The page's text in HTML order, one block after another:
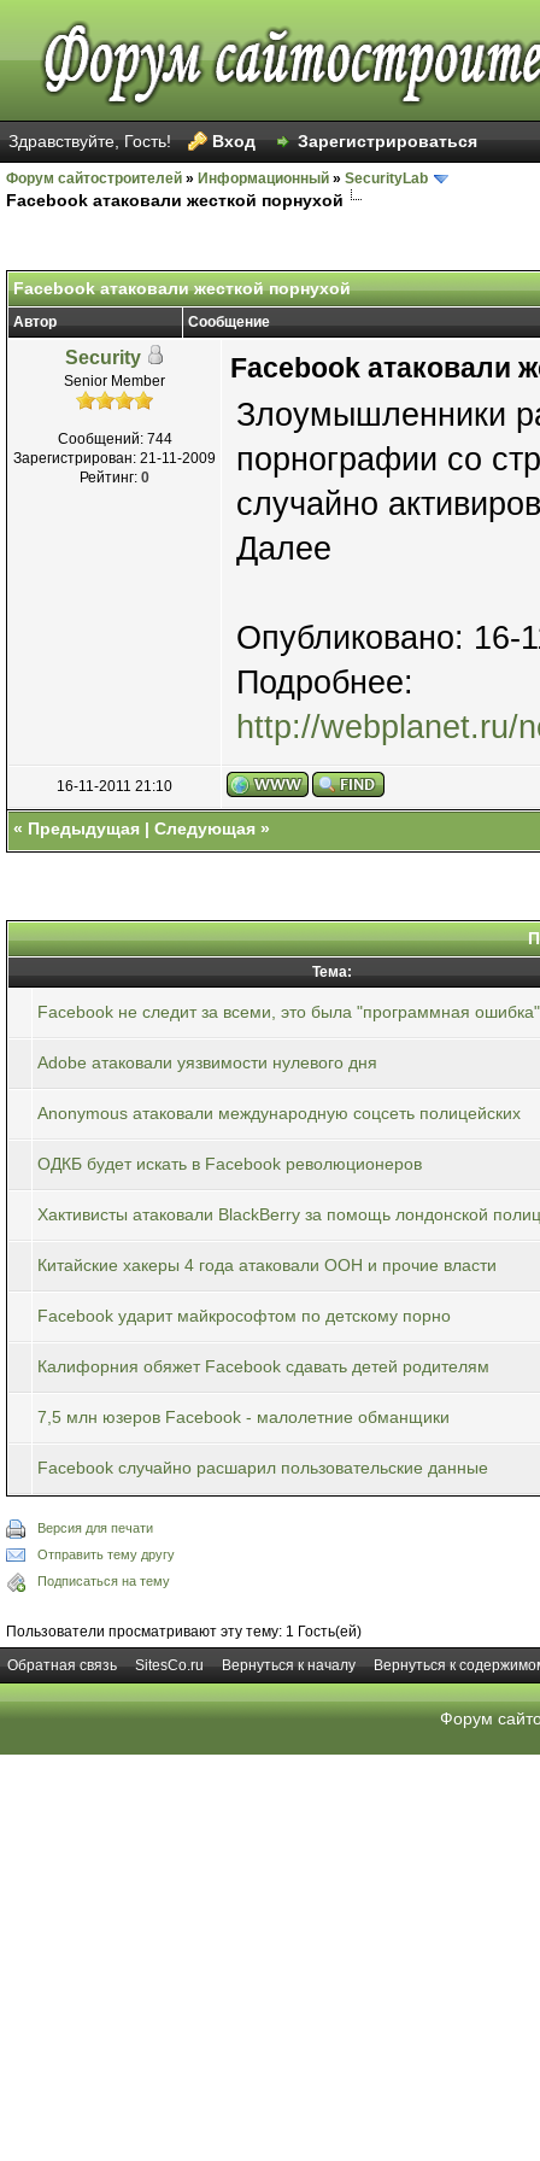
Здравствуйте, Гость! Вход Зарегистрироваться
Форум сайтостроителей » Информационный » SecurityLab
Facebook атаковали жесткой порнухой
Facebook атаковали жесткой порнухой
Автор Сообщение
Security
Senior Member
Сообщений: 744
Зарегистрирован: 21-11-2009
Рейтинг: 0
Facebook атаковали
Злоумышленники
порнографии со
случайно
Далее
Опубликовано: 16-
Подробнее:
http://webplanet.ru/
16-11-2011 21:10
« Предыдущая | Следующая »
Тема:
Facebook не следит за всеми, это была "программная ошибка"
Adobe атаковали уязвимости нулевого дня
Anonymous атаковали международную соцсеть полицейских
ОДКБ будет искать в Facebook революционеров
Хактивисты атаковали BlackBerry за помощь лондонской
Китайские хакеры 4 года атаковали ООН и прочие власти
Facebook ударит майкрософтом по детскому порно
Калифорния обяжет Facebook сдавать детей родителям
7,5 млн юзеров Facebook - малолетние обманщики
Facebook случайно расшарил пользовательские данные
Версия для печати
Отправить тему другу
Подписаться на тему
Пользователи просматривают эту тему: 1 Гость(ей)
Обратная связь
SitesCo.ru Вернуться к началу Вернуться к
Форум